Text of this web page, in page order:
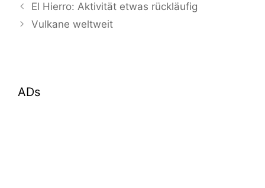
El Hierro: Aktivität etwas rückläufig
Vulkane weltweit
ADs